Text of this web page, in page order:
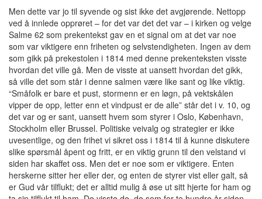
Men dette var jo til syvende og sist ikke det avgjørende. Nettopp
ved å innlede opprøret – for det var det det var – i kirken og velge
Salme 62 som prekentekst gav en et signal om at det var noe
som var viktigere enn friheten og selvstendigheten. Ingen av dem
som gikk på prekestolen i 1814 med denne prekenteksten visste
hvordan det ville gå. Men de visste at uansett hvordan det gikk,
så ville det som står i denne salmen være like sant og like viktig.
“Småfolk er bare et pust, stormenn er en løgn, på vektskålen
vipper de opp, letter enn et vindpust er de alle” står det i v. 10, og
det var og er sant, uansett hvem som styrer i Oslo, København,
Stockholm eller Brussel. Politiske veivalg og strategier er ikke
uvesentlige, og den frihet vi sikret oss i 1814 til å kunne diskutere
slike spørsmål åpent og fritt, er en viktig grunn til den velstand vi
siden har skaffet oss. Men det er noe som er viktigere. Enten
herskerne sitter her eller der, og enten de styrer vist eller galt, så
er Gud vår tilflukt; det er alltid mulig å øse ut sitt hjerte for ham og